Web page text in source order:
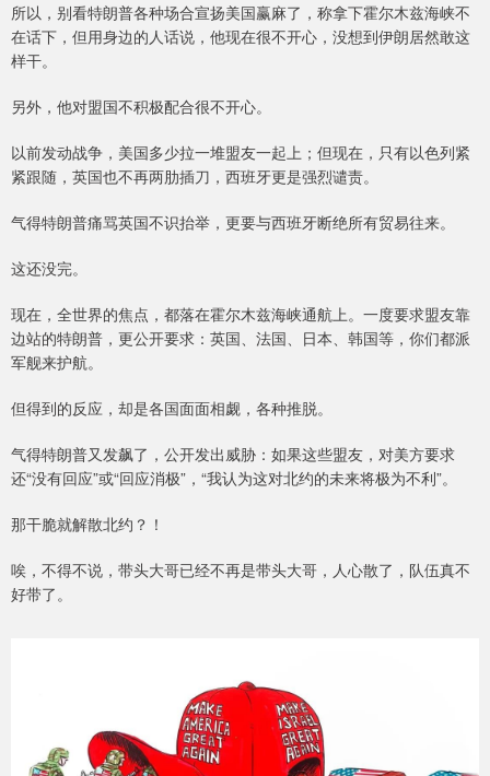
所以，别看特朗普各种场合宣扬美国赢麻了，称拿下霍尔木兹海峡不
在话下，但用身边的人话说，他现在很不开心，没想到伊朗居然敢这
样干。
另外，他对盟国不积极配合很不开心。
以前发动战争，美国多少拉一堆盟友一起上；但现在，只有以色列紧
紧跟随，英国也不再两肋插刀，西班牙更是强烈谴责。
气得特朗普痛骂英国不识抬举，更要与西班牙断绝所有贸易往来。
这还没完。
现在，全世界的焦点，都落在霍尔木兹海峡通航上。一度要求盟友靠
边站的特朗普，更公开要求：英国、法国、日本、韩国等，你们都派
军舰来护航。
但得到的反应，却是各国面面相觑，各种推脱。
气得特朗普又发飙了，公开发出威胁：如果这些盟友，对美方要求
还“没有回应”或“回应消极”，“我认为这对北约的未来将极为不利”。
那干脆就解散北约？！
唉，不得不说，带头大哥已经不再是带头大哥，人心散了，队伍真不
好带了。